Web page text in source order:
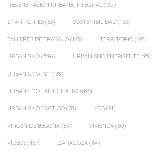
REGENERACIÓN URBANA INTEGRAL (135)
SMART CITIES (63) SOSTENIBILIDAD (166)
TALLERES DE TRABAJO (163) TERRITORIO (193)
URBANISMO (596) URBANISMO EMERGENTE (95)
URBANISMO P2P (138)
URBANISMO PARTICIPATIVO (83)
URBANISMO TÁCTICO (78) VDB (91)
VIRGEN DE BEGOÑA (89) VIVIENDA (60)
VÍDEOS (167) ZARAGOZA (64)